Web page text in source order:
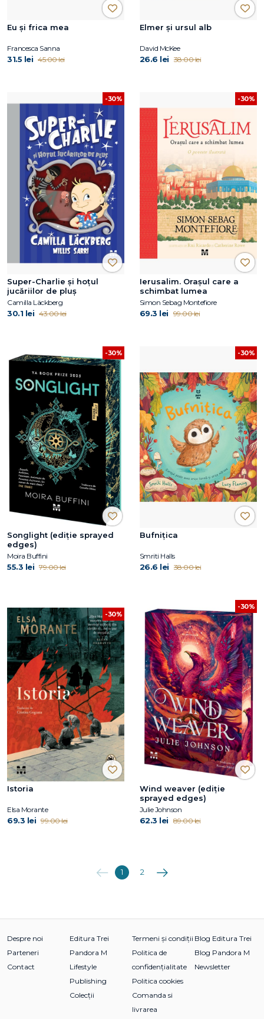
Eu și frica mea
Francesca Sanna
31.5 lei 45.00 lei
Elmer și ursul alb
David McKee
26.6 lei 38.00 lei
-30%
Super-Charlie și hoțul
jucăriilor de pluș
Camilla Läckberg
30.1 lei 43.00 lei
-30%
Ierusalim. Orașul care a
schimbat lumea
Simon Sebag Montefiore
69.3 lei 99.00 lei
-30%
Songlight (ediție sprayed
edges)
Moira Buffini
55.3 lei 79.00 lei
-30%
Bufnițica
Smriti Halls
26.6 lei 38.00 lei
-30%
Istoria
Elsa Morante
69.3 lei 99.00 lei
-30%
Wind weaver (ediție
sprayed edges)
Julie Johnson
62.3 lei 89.00 lei
Anterioara
1 2 Următoarea
Despre noi
Parteneri
Contact
Editura Trei
Pandora M
Lifestyle
Publishing
Colecții
Termeni și condiții
Politica de
confidențialitate
Politica cookies
Comanda si
livrarea
Blog Editura Trei
Blog Pandora M
Newsletter